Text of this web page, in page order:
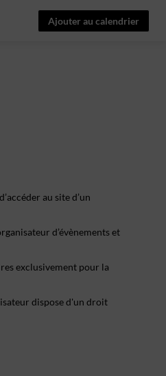
Ajouter au calendrier
au site d’un
d’évènements et
exclusivement pour la
dispose d'un droit